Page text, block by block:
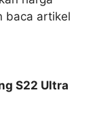
baca artikel
S22 Ultra